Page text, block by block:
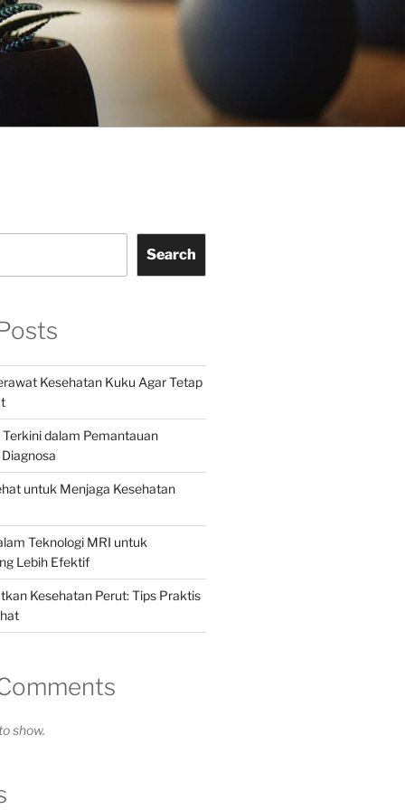
Search
Kesehatan Kuku Agar Tetap
Terkini dalam Pemantauan
untuk Menjaga Kesehatan
Teknologi MRI untuk
Lebih Efektif
Kesehatan Perut: Tips Praktis
show.